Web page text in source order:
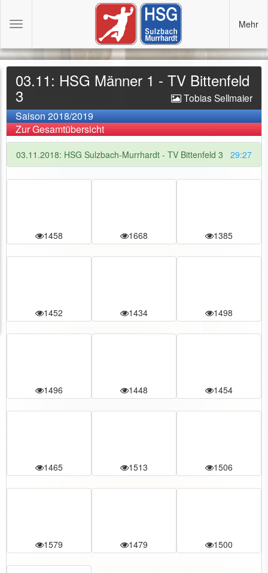
03.11: HSG Männer 1 - TV Bittenfeld
3 Tobias Sellmaier
Saison 2018/2019
Zur Gesamtübersicht
03.11.2018: HSG Sulzbach-Murrhardt - TV Bittenfeld 3 29:27
1458 1668 1385
1452 1434 1498
1496 1448 1454
1465 1513 1506
1579 1479 1500
Toggle
Mehr